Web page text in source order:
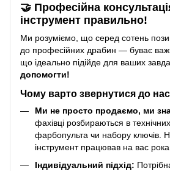
🤝 Професійна
інструмент правильно!
Ми розуміємо, що серед сотень
до професійних драбин — буває
що ідеально підійде для ваших
допомогти!
Чому варто звернутися до
Ми не просто продаємо, ми
фахівці розбираються в
фарбопульта чи набору ключів.
інструмент працював на вас
Індивідуальний підхід: